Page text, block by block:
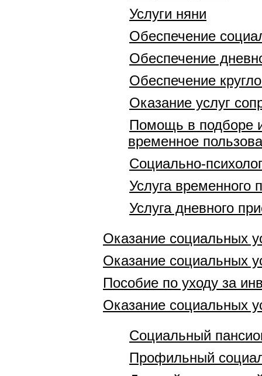
Услуги няни
Обеспечение
Обеспечение
Обеспечение
Оказание услуг
Помощь в подборе
временное
Социально-
Услуга временного
Услуга дневного
Оказание социальных
Оказание социальных
Пособие по уходу за
Оказание социальных
Социальный
Профильный